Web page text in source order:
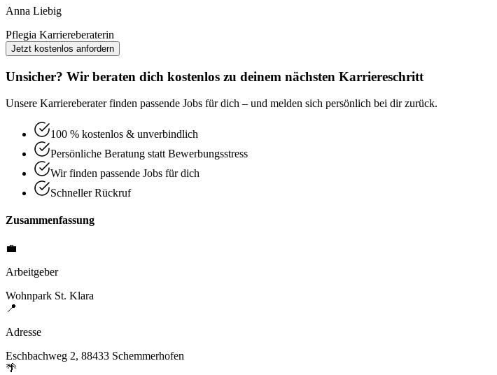
Anna Liebig
Pflegia Karriereberaterin
Jetzt kostenlos anfordern
Unsicher? Wir beraten dich kostenlos zu deinem nächsten Karriereschritt
Unsere Karriereberater finden passende Jobs für dich – und melden sich persönlich bei dir zurück.
100 % kostenlos & unverbindlich
Persönliche Beratung statt Bewerbungsstress
Wir finden passende Jobs für dich
Schneller Rückruf
Zusammenfassung
💼
Arbeitgeber
Wohnpark St. Klara
📍
Adresse
Eschbachweg 2, 88433 Schemmerhofen
🌴